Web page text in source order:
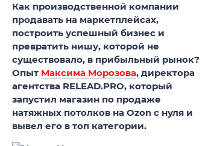
Как производственной компании
продавать на маркетплейсах,
построить успешный бизнес и
превратить нишу, которой не
существовало, в прибыльный рынок?
Опыт Максима Морозова, директора
агентства RELEAD.PRO, который
запустил магазин по продаже
натяжных потолков на Ozon с нуля и
вывел его в топ категории.